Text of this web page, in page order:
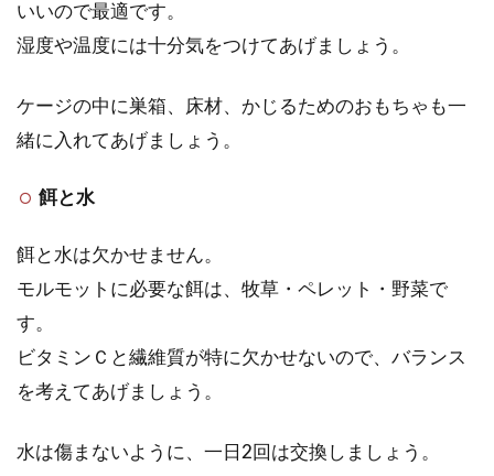
いいので最適です。
湿度や温度には十分気をつけてあげましょう。
ケージの中に巣箱、床材、かじるためのおもちゃも一
緒に入れてあげましょう。
餌と水
餌と水は欠かせません。
モルモットに必要な餌は、牧草・ペレット・野菜で
す。
ビタミンＣと繊維質が特に欠かせないので、バランス
を考えてあげましょう。
水は傷まないように、一日2回は交換しましょう。